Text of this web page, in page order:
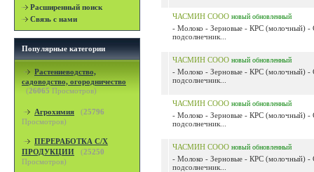
Расширенный поиск
Связь с нами
Популярные категории
Растениеводство,
садоводство, огородничество
(26065 Просмотров)
Агрохимия (25796
Просмотров)
ПЕРЕРАБОТКА С/Х
ПРОДУКЦИИ
(25250
Просмотров)
ЧАСМИН СООО новый обновленный
- Молоко - Зерновые - КРС (молочный) -
подсолнечник...
ЧАСМИН СООО новый обновленный
- Молоко - Зерновые - КРС (молочный) -
подсолнечник...
ЧАСМИН СООО новый обновленный
- Молоко - Зерновые - КРС (молочный) -
подсолнечник...
ЧАСМИН СООО новый обновленный
- Молоко - Зерновые - КРС (молочный) -
подсолнечник...